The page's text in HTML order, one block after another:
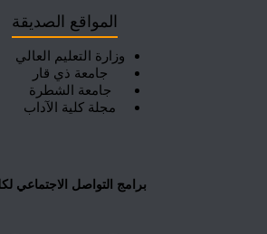
المواقع الصديقة
وزارة التعليم العالي
جامعة ذي قار
جامعة الشطرة
مجلة كلية الآداب
برامج التواصل الاجتماعي